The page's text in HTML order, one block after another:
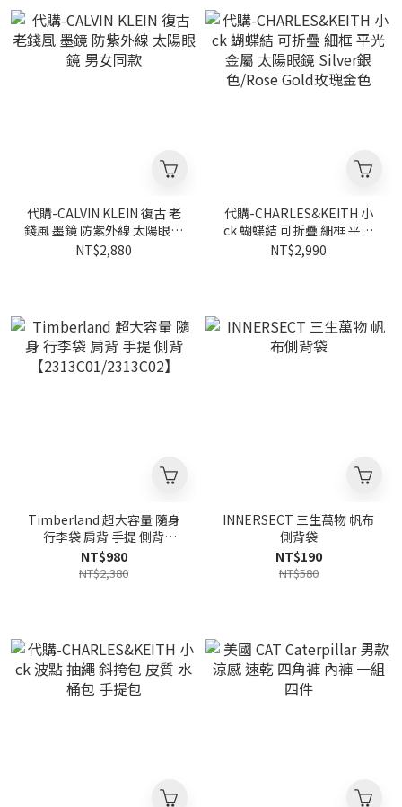
代購-CALVIN KLEIN 復古 老
錢風 墨鏡 防紫外線 太陽眼鏡
男女同款
NT$2,880
代購-CHARLES&KEITH 小
ck 蝴蝶結 可折疊 細框 平光
金屬 太陽眼鏡 Silver銀
NT$2,990
Timberland 超大容量 隨身
行李袋 肩背 手提 側背
【2313C01/2313C02】
NT$980
NT$2,380
INNERSECT 三生萬物 帆布
側背袋
NT$190
NT$580